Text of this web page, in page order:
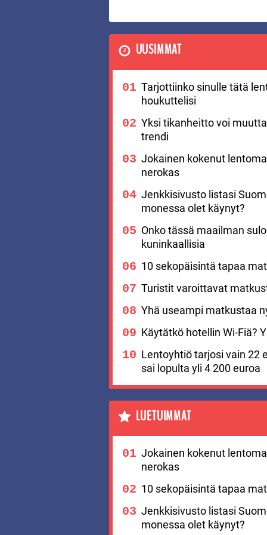
UUSIMMAT
Tarjottiinko sinulle tätä
houkuttelisi
Yksi tikanheitto voi
trendi
Jokainen kokenut
nerokas
Jenkkisivusto listasi
monessa olet käynyt?
Onko tässä maailman
kuninkaallisia
10 sekopäisintä tapaa
Turistit varoittavat
Yhä useampi matkustaa
Käytätkö hotellin Wi-Fiä?
Lentoyhtiö tarjosi vain 22
sai lopulta yli 4 200 euroa
LUETUIMMAT
Jokainen kokenut
nerokas
10 sekopäisintä tapaa
Jenkkisivusto listasi
monessa olet käynyt?